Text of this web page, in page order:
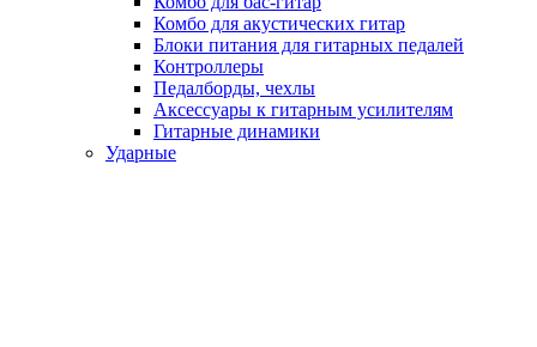
Комбо для акустических гитар
Блоки питания для гитарных педалей
Контроллеры
Педалборды, чехлы
Аксеcсуары к гитарным усилителям
Гитарные динамики
Ударные